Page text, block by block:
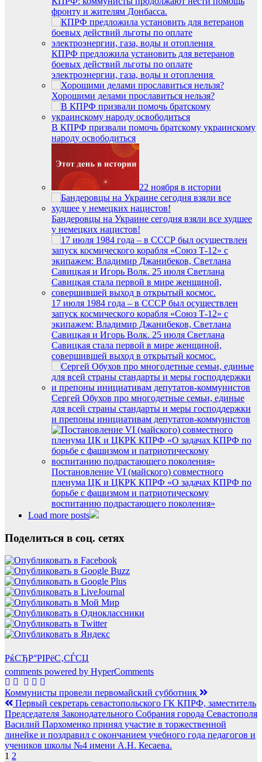
фронту и жителям Донбасса.
КПРФ предложила установить для ветеранов
боевых действий льготы по оплате
электроэнергии, газа, воды и отопления
Хорошими делами прославиться нельзя?
В КПРФ призвали помочь братскому украинскому
народу освободиться
22 ноября в истории
Бандеровцы на Украине сегодня взяли все худшее
у немецких нацистов!
17 июля 1984 года – в СССР был осуществлен
запуск космического корабля «Союз Т-12» с
экипажем: Владимир Джанибеков, Светлана
Савицкая и Игорь Волк. 25 июля Светлана
Савицкая стала первой в мире женщиной,
совершившей выход в открытый космос.
Сергей Обухов про многодетные семьи, единые
для всей страны стандарты и меры господдержки
и препоны инициативам депутатов-коммунистов
Постановление VI (майского) совместного
пленума ЦК и ЦКРК КПРФ «О задачах КПРФ по
борьбе с фашизмом и патриотическому
воспитанию подрастающего поколения»
Load more posts
Поделиться в соц. сетях
РќСЂР°РІРёС‚СЃСЏ
comments powered by HyperComments
Навигация
по
записям
Коммунисты провели первомайский субботник
Первый секретарь севастопольского ГК КПРФ, заместитель
Председателя Законодательного Собрания города Севастополя
Василий Пархоменко принял участие в торжественной
линейке и поздравил с окончанием учебного года педагогов и
учеников школы №4 имени А.Н. Кесаева.
1 2